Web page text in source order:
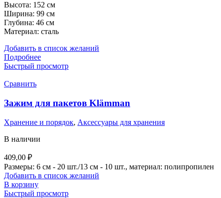
Высота: 152 см
Ширина: 99 см
Глубина: 46 см
Материал: сталь
Добавить в список желаний
Подробнее
Быстрый просмотр
Сравнить
Зажим для пакетов Klämman
Хранение и порядок, Аксессуары для хранения
В наличии
409,00 ₽
Размеры: 6 см - 20 шт./13 см - 10 шт., материал: полипропилен
Добавить в список желаний
В корзину
Быстрый просмотр